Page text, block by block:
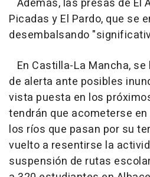
Además, las presas de El
Picadas y El Pardo, que se
desembalsando
En Castilla-La Mancha,
de alerta ante posibles
vista puesta en los
tendrán que acometerse
los ríos que pasan por su
vuelto a resentirse la
suspensión de rutas